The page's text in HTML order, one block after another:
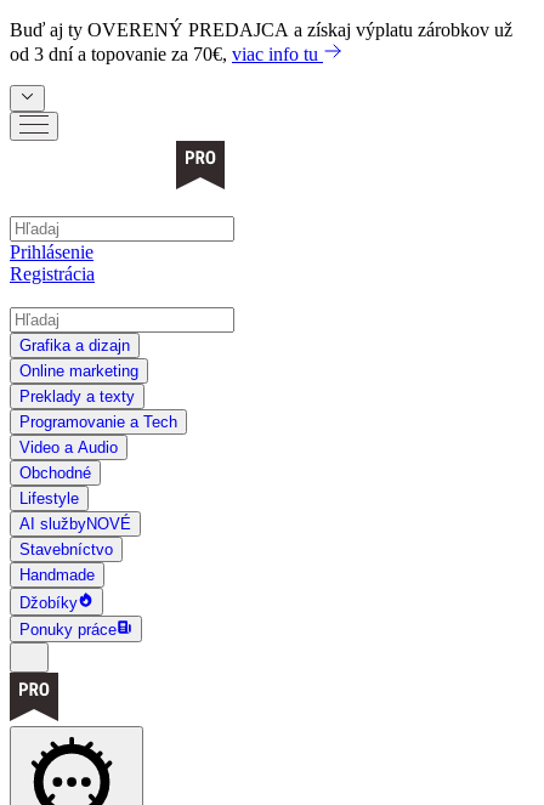
Buď aj ty OVERENÝ PREDAJCA a získaj výplatu zárobkov už
od 3 dní a topovanie za 70€, viac info tu
Prihlásenie
Registrácia
Grafika a dizajn
Online marketing
Preklady a texty
Programovanie a Tech
Video a Audio
Obchodné
Lifestyle
AI službyNOVÉ
Stavebníctvo
Handmade
Džobíky
Ponuky práce